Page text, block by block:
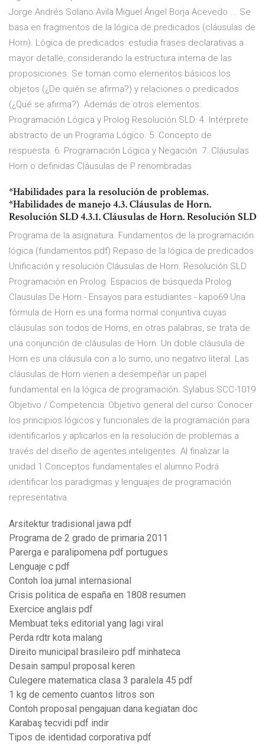
Jorge Andrés Solano Avila Miguel Ángel Borja Acevedo ... Se
basa en fragmentos de la lógica de predicados (cláusulas de
Horn). Lógica de predicados: estudia frases declarativas a
mayor detalle, considerando la estructura interna de las
proposiciones. Se toman como elementos básicos los
objetos (¿De quién se afirma?) y relaciones o predicados
(¿Qué se afirma?). Además de otros elementos:
Programación Lógica y Prolog Resolución SLD. 4. Intérprete
abstracto de un Programa Lógico. 5. Concepto de
respuesta. 6. Programación Lógica y Negación. 7. Cláusulas
Horn o definidas Cláusulas de P renombradas
*Habilidades para la resolución de problemas.
*Habilidades de manejo 4.3. Cláusulas de Horn.
Resolución SLD 4.3.1. Cláusulas de Horn. Resolución SLD
Programa de la asignatura. Fundamentos de la programación
lógica (fundamentos.pdf) Repaso de la lógica de predicados
Unificación y resolución Cláusulas de Horn. Resolución SLD
Programación en Prolog. Espacios de búsqueda Prolog
Clausulas De Horn - Ensayos para estudiantes - kapo69 Una
fórmula de Horn es una forma normal conjuntiva cuyas
cláusulas son todos de Horns, en otras palabras, se trata de
una conjunción de cláusulas de Horn. Un doble cláusula de
Horn es una cláusula con a lo sumo, uno negativo literal. Las
cláusulas de Horn vienen a desempeñar un papel
fundamental en la lógica de programación. Sylabus SCC-1019
Objetivo / Competencia: Objetivo general del curso: Conocer
los principios lógicos y funcionales de la programación para
identificarlos y aplicarlos en la resolución de problemas a
través del diseño de agentes inteligentes. Al finalizar la
unidad 1 Conceptos fundamentales el alumno Podrá
identificar los paradigmas y lenguajes de programación
representativa.
Arsitektur tradisional jawa pdf
Programa de 2 grado de primaria 2011
Parerga e paralipomena pdf portugues
Lenguaje c pdf
Contoh loa jurnal internasional
Crisis politica de españa en 1808 resumen
Exercice anglais pdf
Membuat teks editorial yang lagi viral
Perda rdtr kota malang
Direito municipal brasileiro pdf minhateca
Desain sampul proposal keren
Culegere matematica clasa 3 paralela 45 pdf
1 kg de cemento cuantos litros son
Contoh proposal pengajuan dana kegiatan doc
Karabaş tecvidi pdf indir
Tipos de identidad corporativa pdf